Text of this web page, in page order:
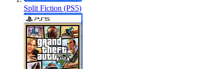
Split Fiction (PS5)